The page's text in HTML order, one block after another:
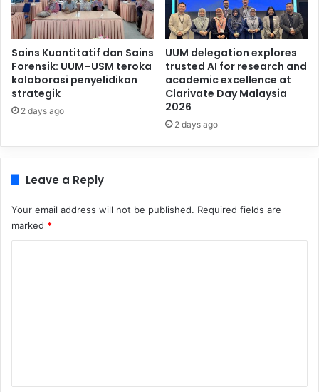
Sains Kuantitatif dan Sains
Forensik: UUM–USM teroka
kolaborasi penyelidikan
strategik
2 days ago
UUM delegation explores
trusted AI for research and
academic excellence at
Clarivate Day Malaysia
2026
2 days ago
Leave a Reply
Your email address will not be published. Required fields are
marked *